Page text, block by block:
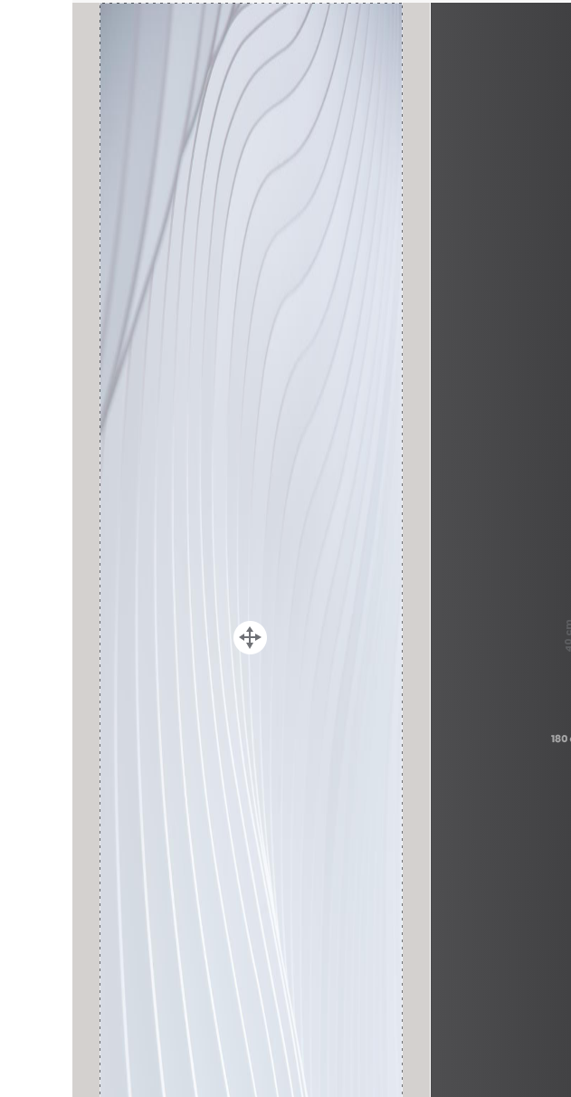
40 cm